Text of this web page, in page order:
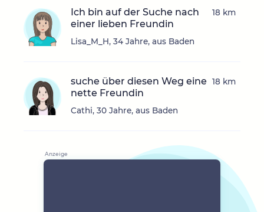
Ich bin auf der Suche nach
einer lieben Freundin
Lisa_M_H, 34 Jahre, aus Baden
18 km
suche über diesen Weg eine
nette Freundin
Cathi, 30 Jahre, aus Baden
18 km